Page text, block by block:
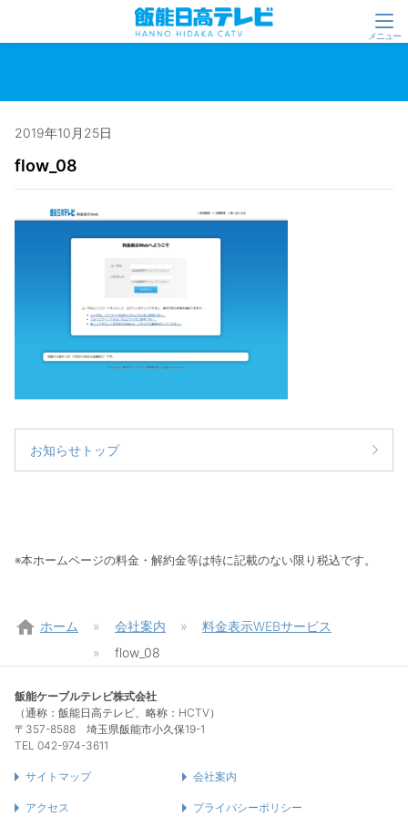
2019年10月25日
flow_08
お知らせトップ
※本ホームページの料金・解約金等は特に記載のない限り税込です。
home ホーム 会社案内
料金表示WEBサービス
flow_08
飯能ケーブルテレビ株式会社
（通称：飯能日高テレビ、略称：HCTV）
〒357-8588 埼玉県飯能市小久保19-1
TEL 042-974-3611
サイトマップ 会社案内
アクセス プライバシーポリシー